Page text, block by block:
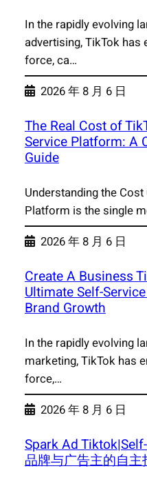
In the rapidly evolving
advertising, TikTok
force, ca…
2026 年 8 月 6 日
The Real Cost of
Service Platform: A
Guide
Understanding the
Platform is the single
2026 年 8 月 6 日
Create A Business
Ultimate Self-
Brand Growth
In the rapidly evolving
marketing, TikTok has
force,…
2026 年 8 月 6 日
Spark Ad
品牌与广告主的自主